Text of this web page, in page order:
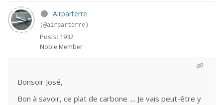
Airparterre
(@airparterre)
Posts: 1932
Noble Member
Bonsoir José,
Bon à savoir, ce plat de carbone .... Je vais peut-être y